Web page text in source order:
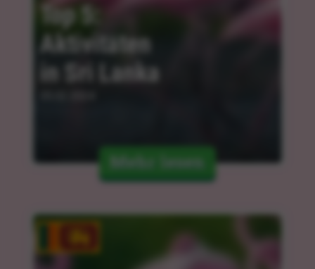
Top 5:
Aktivitäten
in Sri Lanka
Mehr lesen